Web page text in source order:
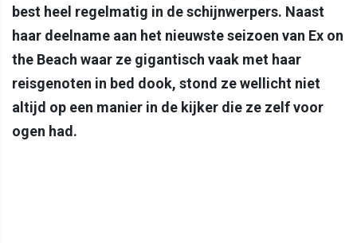
best heel regelmatig in de schijnwerpers. Naast
haar deelname aan het nieuwste seizoen van Ex on
the Beach waar ze gigantisch vaak met haar
reisgenoten in bed dook, stond ze wellicht niet
altijd op een manier in de kijker die ze zelf voor
ogen had.